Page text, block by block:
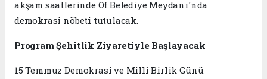
akşam saatlerinde Of Belediye Meydanı'nda
demokrasi nöbeti tutulacak.
Program Şehitlik Ziyaretiyle Başlayacak
15 Temmuz Demokrasi ve Millî Birlik Günü